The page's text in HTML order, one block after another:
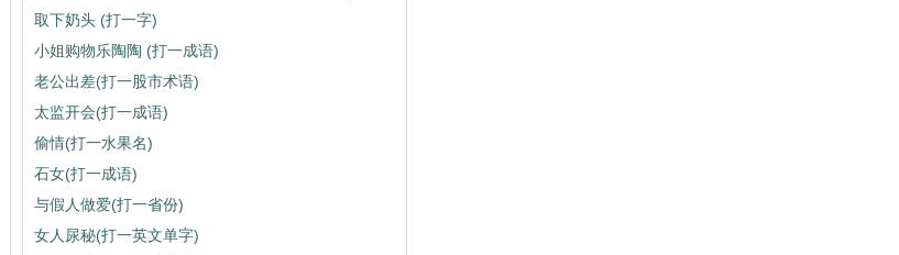
取下奶头 (打一字)
小姐购物乐陶陶 (打一成语)
老公出差(打一股市术语)
太监开会(打一成语)
偷情(打一水果名)
石女(打一成语)
与假人做爱(打一省份)
女人尿秘(打一英文单字)